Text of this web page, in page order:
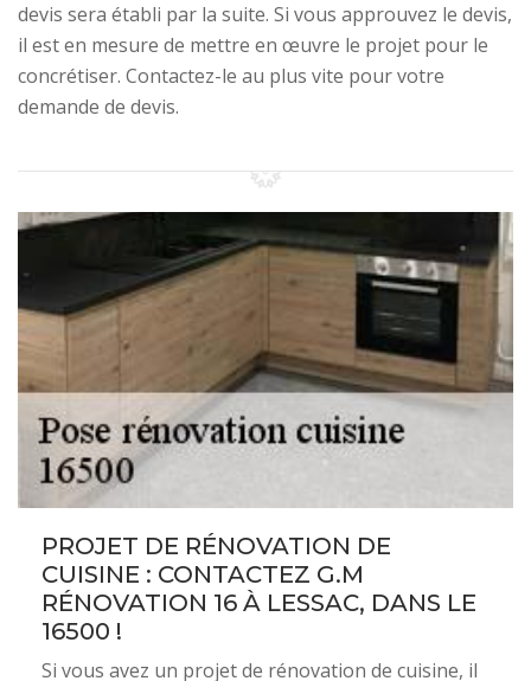
devis sera établi par la suite. Si vous approuvez le devis,
il est en mesure de mettre en œuvre le projet pour le
concrétiser. Contactez-le au plus vite pour votre
demande de devis.
PROJET DE RÉNOVATION DE
CUISINE : CONTACTEZ G.M
RÉNOVATION 16 À LESSAC, DANS LE
16500 !
Si vous avez un projet de rénovation de cuisine, il